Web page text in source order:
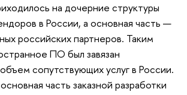
на дочерние структуры
в России, а основная часть —
российских партнеров. Таким
ПО был завязан
сопутствующих услуг в России.
часть заказной разработки